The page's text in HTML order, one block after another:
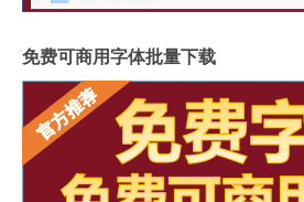
免费可商用字体批量下载